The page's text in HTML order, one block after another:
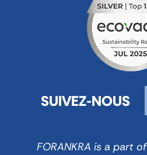
SUIVEZ-NOUS
FORANKRA is a part of